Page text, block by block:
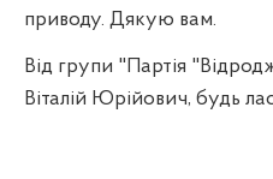
приводу. Дякую вам.
Від групи "Партія
Віталій Юрійович, будь